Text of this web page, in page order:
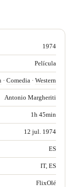
1974
Película
· Comedia · Western
Antonio Margheriti
1h 45min
12 jul. 1974
ES
IT, ES
FlixOlé